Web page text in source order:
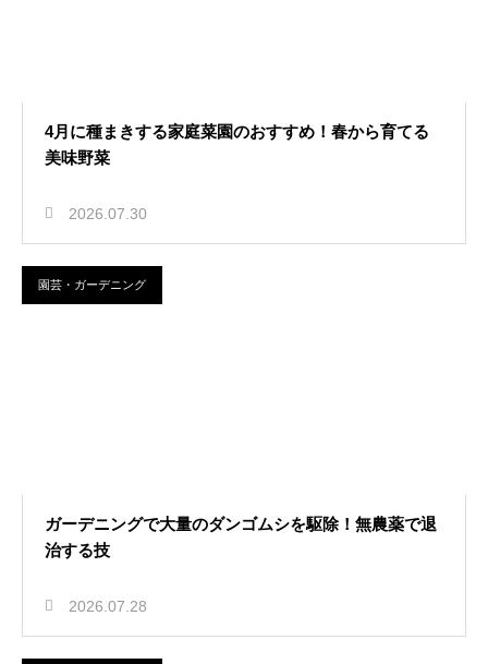
4月に種まきする家庭菜園のおすすめ！春から育てる
美味野菜
2026.07.30
園芸・ガーデニング
ガーデニングで大量のダンゴムシを駆除！無農薬で退
治する技
2026.07.28